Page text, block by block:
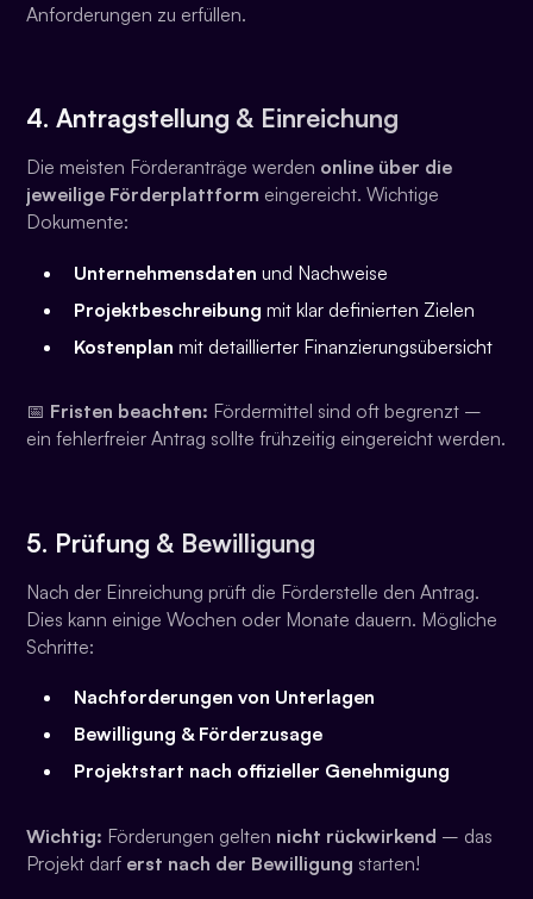
Anforderungen zu erfüllen.
4. Antragstellung & Einreichung
Die meisten Förderanträge werden online über die
jeweilige Förderplattform eingereicht. Wichtige
Dokumente:
Unternehmensdaten und Nachweise
Projektbeschreibung mit klar definierten Zielen
Kostenplan mit detaillierter Finanzierungsübersicht
📅 Fristen beachten: Fördermittel sind oft begrenzt –
ein fehlerfreier Antrag sollte frühzeitig eingereicht werden.
5. Prüfung & Bewilligung
Nach der Einreichung prüft die Förderstelle den Antrag.
Dies kann einige Wochen oder Monate dauern. Mögliche
Schritte:
Nachforderungen von Unterlagen
Bewilligung & Förderzusage
Projektstart nach offizieller Genehmigung
Wichtig: Förderungen gelten nicht rückwirkend – das
Projekt darf erst nach der Bewilligung starten!